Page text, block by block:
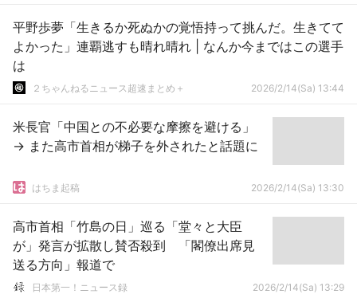
平野歩夢「生きるか死ぬかの覚悟持って挑んだ。生きてて
よかった」連覇逃すも晴れ晴れ | なんか今まではこの選手
は
２ちゃんねるニュース超速まとめ＋ 2026/2/14(Sa) 13:44
米長官「中国との不必要な摩擦を避ける」
→ また高市首相が梯子を外されたと話題に
はちま起稿 2026/2/14(Sa) 13:30
高市首相「竹島の日」巡る「堂々と大臣
が」発言が拡散し賛否殺到 「閣僚出席見
送る方向」報道で
日本第一！ニュース録 2026/2/14(Sa) 13:29